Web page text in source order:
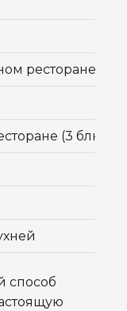
ресторане
(3 блюда)
способ